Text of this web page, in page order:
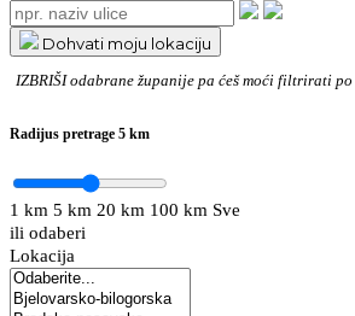
Dohvati moju lokaciju
IZBRIŠIodabrane županije pa ćeš moći filtrirati po
Radijus pretrage 5 km
1 km 5 km 20 km 100 km Sve
ili odaberi
Lokacija